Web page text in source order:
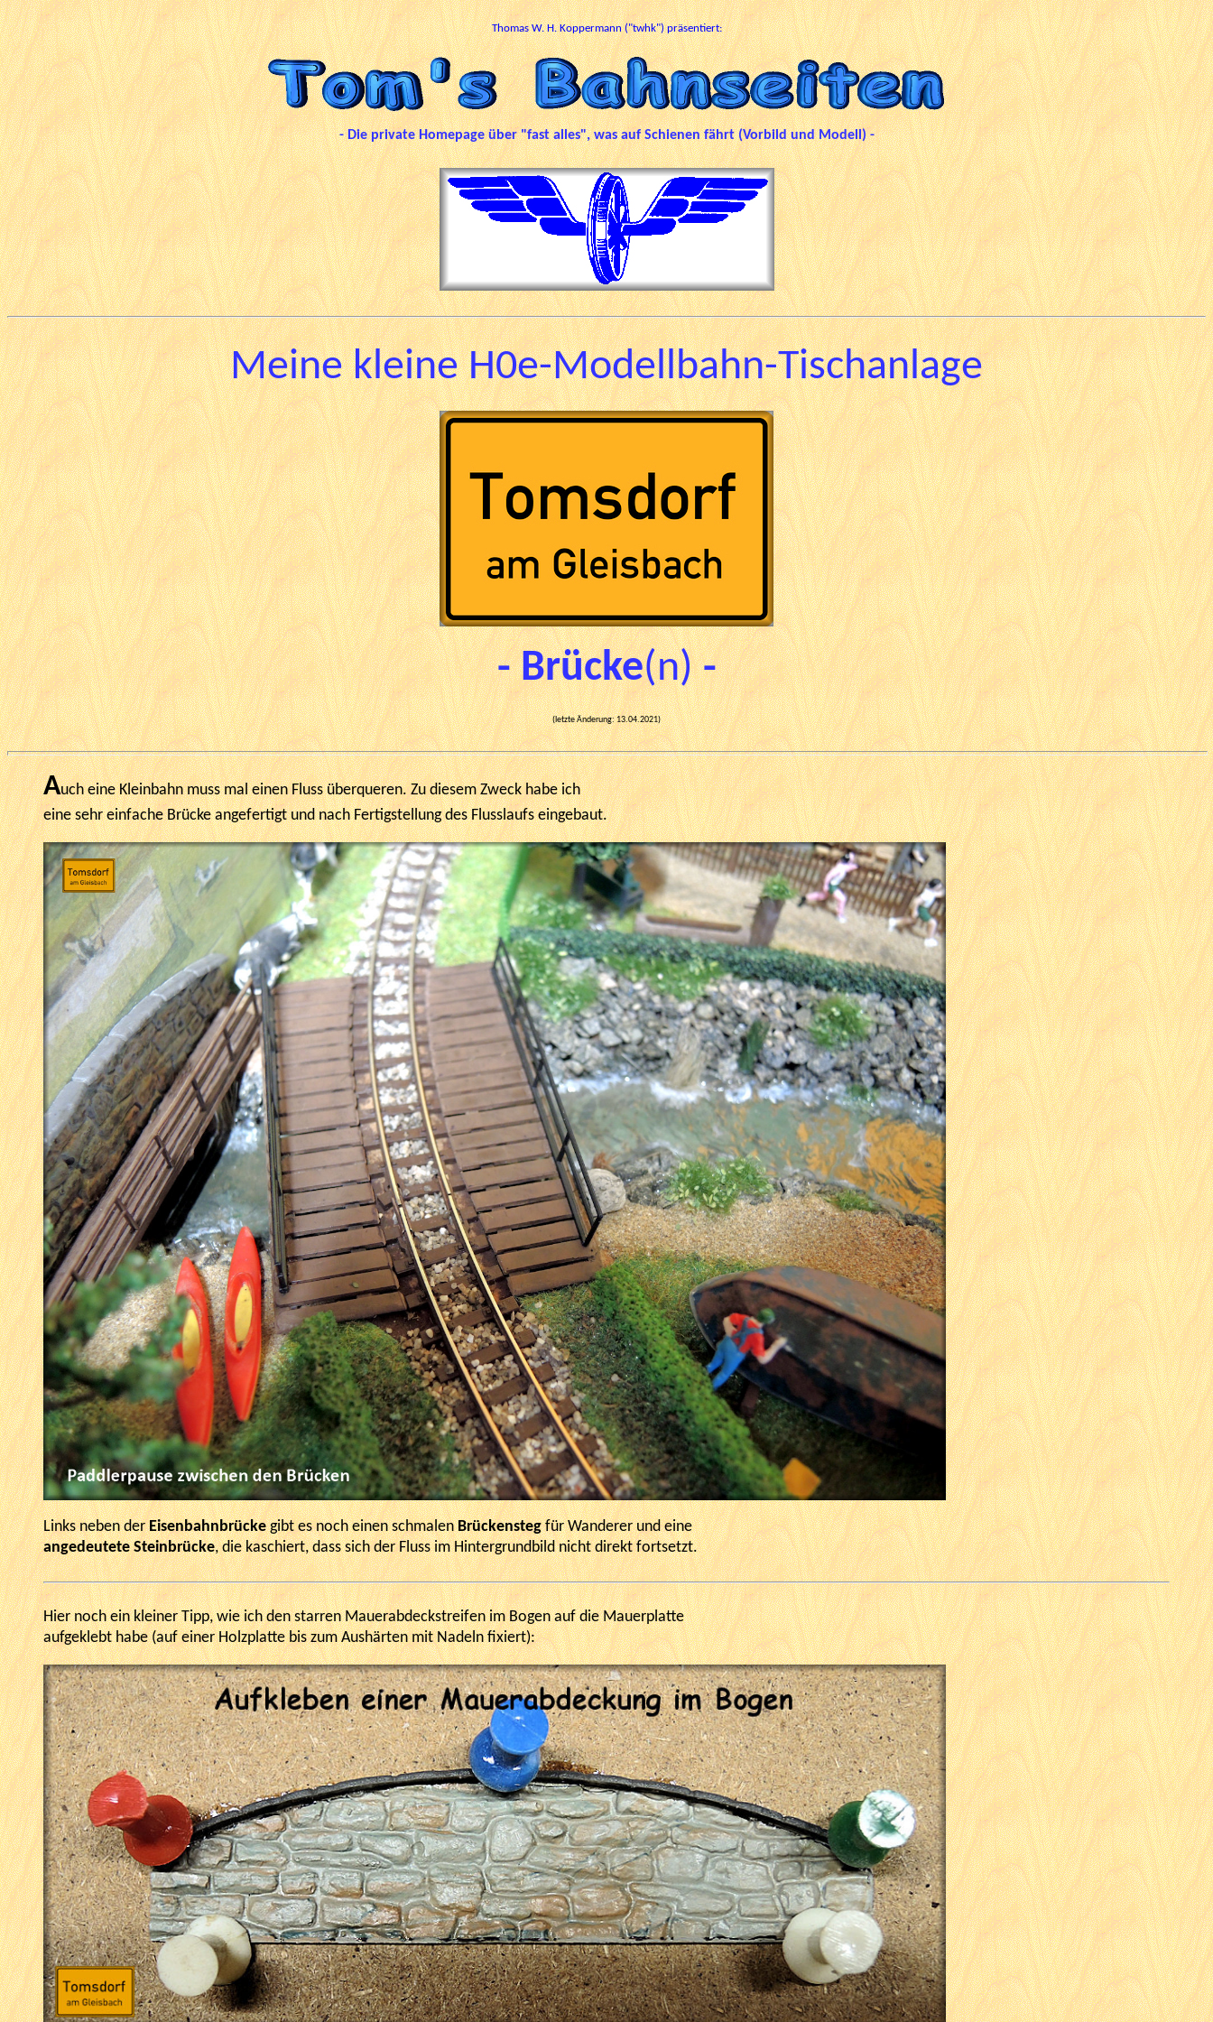
Thomas W. H. Koppermann ("twhk") präsentiert:
- Die private Homepage über "fast alles", was auf Schienen fährt (Vorbild und Modell) -
Meine kleine H0e-Modellbahn-Tischanlage
- Brücke(n)-
(letzte Änderung:13.04.2021)
Auch eine Kleinbahn muss mal einen Fluss überqueren. Zu diesem Zweck habe ich
eine sehr einfache Brücke angefertigt und nach Fertigstellung des Flusslaufs eingebaut.
Links neben derEisenbahnbrückegibt es noch einen schmalenBrückenstegfür Wanderer und eine
angedeutete Steinbrücke, die kaschiert, dass sich der Fluss im Hintergrundbild nicht direkt fortsetzt.
Hier noch ein kleiner Tipp, wie ich den starren Mauerabdeckstreifen im Bogen auf die Mauerplatte
aufgeklebt habe (auf einer Holzplatte bis zum Aushärten mit Nadeln fixiert):